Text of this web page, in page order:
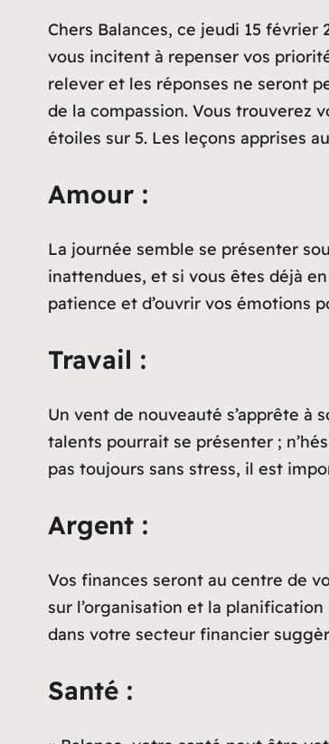
Chers Balances, ce jeudi 15 février
vous incitent à repenser vos
relever et les réponses ne seront
de la compassion. Vous trouverez
étoiles sur 5. Les leçons apprises
Amour :
La journée semble se présenter
inattendues, et si vous êtes déjà
patience et d’ouvrir vos émotions
Travail :
Un vent de nouveauté s’apprête à
talents pourrait se présenter ;
pas toujours sans stress, il est
Argent :
Vos finances seront au centre de
sur l’organisation et la
dans votre secteur financier
Santé :